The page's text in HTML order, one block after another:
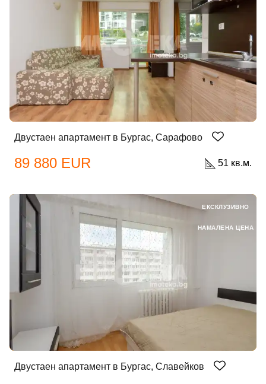
Двустаен апартамент в Бургас, Сарафово
89 880 EUR 51 кв.м.
Двустаен апартамент в Бургас, Славейков
ЕКСКЛУЗИВНО
НАМАЛЕНА ЦЕНА